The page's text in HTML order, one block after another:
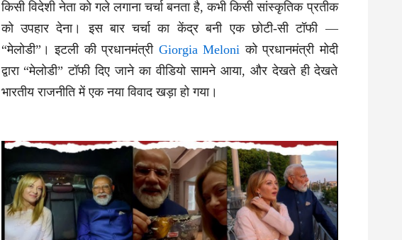
किसी विदेशी नेता को गले लगाना चर्चा बनता है, कभी किसी सांस्कृतिक प्रतीक
को उपहार देना। इस बार चर्चा का केंद्र बनी एक छोटी-सी टॉफी —
“मेलोडी”। इटली की प्रधानमंत्री Giorgia Meloni को प्रधानमंत्री मोदी
द्वारा “मेलोडी” टॉफी दिए जाने का वीडियो सामने आया, और देखते ही देखते
भारतीय राजनीति में एक नया विवाद खड़ा हो गया।